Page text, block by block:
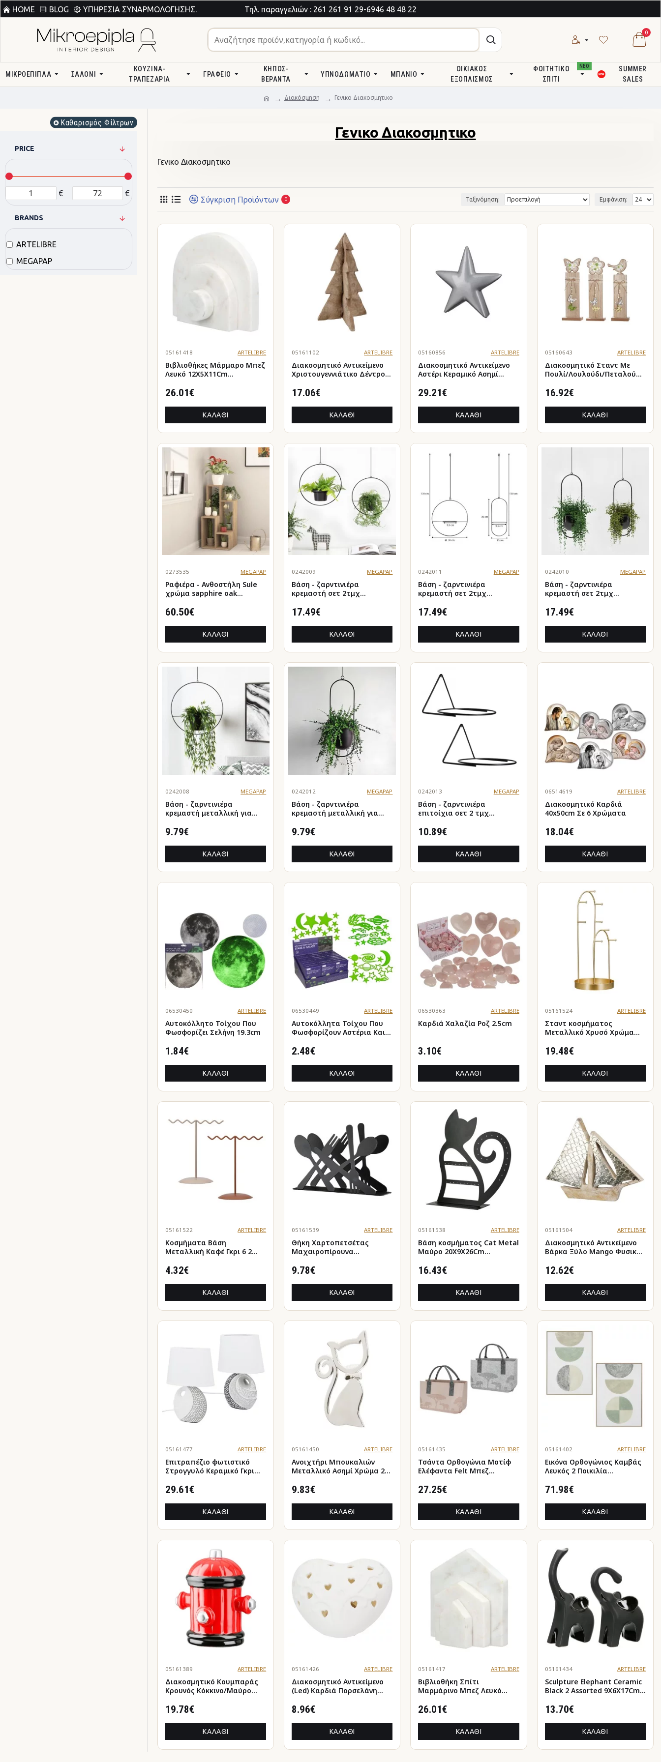
HOME BLOG ΥΠΗΡΕΣΊΑ ΣΥΝΑΡΜΟΛΌΓΗΣΗΣ. Τηλ. παραγγελιών : 261 261 91 29-6946 48 48 22
0
ΜΙΚΡΟΕΠΙΠΛΑ ΣΑΛΌΝΙ
ΚΟΥΖΊΝΑ-
ΤΡΑΠΕΖΑΡΊΑ
ΓΡΑΦΕΊΟ
ΚΉΠΟΣ-
ΒΕΡΆΝΤΑ
ΥΠΝΟΔΩΜΆΤΙΟ ΜΠΆΝΙΟ
ΟΙΚΙΑΚΌΣ
ΕΞΟΠΛΙΣΜΌΣ
ΦΟΙΤΗΤΙΚΌ
ΣΠΊΤΙ
ΝΕΟ
SUMMER
SALES
Διακόσμηση Γενικο Διακοσμητικο
Καθαρισμός Φίλτρων
PRICE
€ €
BRANDS
ARTELIBRE
MEGAPAP
Γενικο Διακοσμητικο
Γενικο Διακοσμητικο
Σύγκριση Προϊόντων 0 Ταξινόμηση: Εμφάνιση:
05161418 ARTELIBRE
Βιβλιοθήκες Μάρμαρο Μπεζ
Λευκό 12X5X11Cm
26.01€
ΚΑΛΆΘΙ
05161102 ARTELIBRE
Διακοσμητικό Αντικείμενο
Χριστουγεννιάτικο Δέντρο
16x16.5x26.5cm
17.06€
ΚΑΛΆΘΙ
05160856 ARTELIBRE
Διακοσμητικό Αντικείμενο
Αστέρι Κεραμικό Ασημί
29.21€
ΚΑΛΆΘΙ
05160643 ARTELIBRE
Διακοσμητικό Σταντ Με
Πουλί/Λουλούδι/Πεταλούδα
Σχέδια
16.92€
ΚΑΛΆΘΙ
0273535 MEGAPAP
Ραφιέρα - Ανθοστήλη Sule
χρώμα sapphire oak
60.50€
ΚΑΛΆΘΙ
0242009 MEGAPAP
Βάση - ζαρντινιέρα
κρεμαστή σετ 2τμχ
εσωτερικού και εξωτερικού
17.49€
ΚΑΛΆΘΙ
0242011 MEGAPAP
Βάση - ζαρντινιέρα
κρεμαστή σετ 2τμχ
εσωτερικού και εξωτερικού
17.49€
ΚΑΛΆΘΙ
0242010 MEGAPAP
Βάση - ζαρντινιέρα
κρεμαστή σετ 2τμχ
εσωτερικού και εξωτερικού
17.49€
ΚΑΛΆΘΙ
0242008 MEGAPAP
Βάση - ζαρντινιέρα
κρεμαστή μεταλλική για
εξωτερικού χώρου χρώμα
9.79€
ΚΑΛΆΘΙ
0242012 MEGAPAP
Βάση - ζαρντινιέρα
κρεμαστή μεταλλική για
εξωτερικού χώρου χρώμα
9.79€
ΚΑΛΆΘΙ
0242013 MEGAPAP
Βάση - ζαρντινιέρα
επιτοίχια σετ 2 τμχ
εσωτερικού και εξωτερικού
10x10x11εκ.
10.89€
ΚΑΛΆΘΙ
06514619 ARTELIBRE
Διακοσμητικό Καρδιά
40x50cm Σε 6 Χρώματα
18.04€
ΚΑΛΆΘΙ
06530450 ARTELIBRE
Αυτοκόλλητο Τοίχου Που
Φωσφορίζει Σελήνη 19.3cm
1.84€
ΚΑΛΆΘΙ
06530449 ARTELIBRE
Αυτοκόλλητα Τοίχου Που
Φωσφορίζουν Αστέρια Και
Σχέδια
2.48€
ΚΑΛΆΘΙ
06530363 ARTELIBRE
Καρδιά Χαλαζία Ροζ 2.5cm
3.10€
ΚΑΛΆΘΙ
05161524 ARTELIBRE
Σταντ κοσμήματος
Μεταλλικό Χρυσό Χρώμα
19.48€
ΚΑΛΆΘΙ
05161522 ARTELIBRE
Κοσμήματα Βάση
Μεταλλική Καφέ Γκρι 6 2
14X9X15Cm
4.32€
ΚΑΛΆΘΙ
05161539 ARTELIBRE
Θήκη Χαρτοπετσέτας
Μαχαιροπίρουνα
14x5x10cm
9.78€
ΚΑΛΆΘΙ
05161538 ARTELIBRE
Βάση κοσμήματος Cat Metal
Μαύρο 20X9X26Cm
16.43€
ΚΑΛΆΘΙ
05161504 ARTELIBRE
Διακοσμητικό Αντικείμενο
Βάρκα Ξύλο Mango Φυσικά
25X3X20Cm
12.62€
ΚΑΛΆΘΙ
05161477 ARTELIBRE
Επιτραπέζιο φωτιστικό
Στρογγυλό Κεραμικό Γκρι
20X12X29Cm 20X12X29Cm
29.61€
ΚΑΛΆΘΙ
05161450 ARTELIBRE
Ανοιχτήρι Μπουκαλιών
Μεταλλικό Ασημί Χρώμα 2
9.83€
ΚΑΛΆΘΙ
05161435 ARTELIBRE
Τσάντα Ορθογώνια Μοτίφ
Ελέφαντα Felt Μπεζ
40X25X26Cm 40X25X26Cm
27.25€
ΚΑΛΆΘΙ
05161402 ARTELIBRE
Εικόνα Ορθογώνιος Καμβάς
Λευκός 2 Ποικιλία
71.98€
ΚΑΛΆΘΙ
05161389 ARTELIBRE
Διακοσμητικό Κουμπαράς
Κρουνός Κόκκινο/Μαύρο
19.78€
ΚΑΛΆΘΙ
05161426 ARTELIBRE
Διακοσμητικό Αντικείμενο
(Led) Καρδιά Πορσελάνη
8.96€
ΚΑΛΆΘΙ
05161417 ARTELIBRE
Βιβλιοθήκη Σπίτι
Μαρμάρινο Μπεζ Λευκό
26.01€
ΚΑΛΆΘΙ
05161434 ARTELIBRE
Sculpture Elephant Ceramic
Black 2 Assorted 9X6X17Cm
13.70€
ΚΑΛΆΘΙ